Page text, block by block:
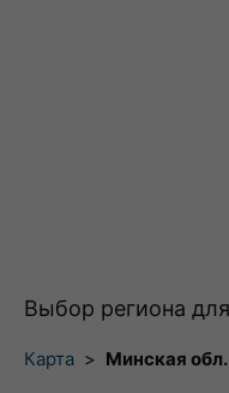
Выбор региона
Карта > Минская обл.